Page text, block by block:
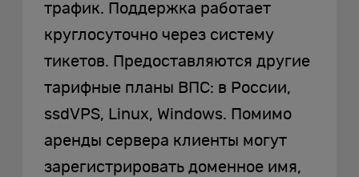
трафик. Поддержка работает
круглосуточно через систему
тикетов. Предоставляются другие
тарифные планы ВПС: в России,
ssdVPS, Linux, Windows. Помимо
аренды сервера клиенты могут
зарегистрировать доменное имя,